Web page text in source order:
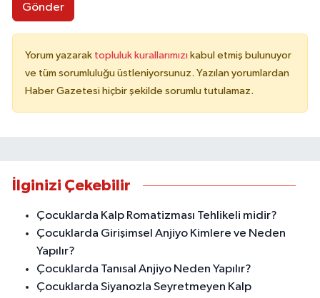
Gönder
Yorum yazarak topluluk kurallarımızı kabul etmiş bulunuyor
ve tüm sorumluluğu üstleniyorsunuz. Yazılan yorumlardan
Haber Gazetesi hiçbir şekilde sorumlu tutulamaz.
İlginizi Çekebilir
Çocuklarda Kalp Romatizması Tehlikeli midir?
Çocuklarda Girişimsel Anjiyo Kimlere ve Neden
Yapılır?
Çocuklarda Tanısal Anjiyo Neden Yapılır?
Çocuklarda Siyanozla Seyretmeyen Kalp